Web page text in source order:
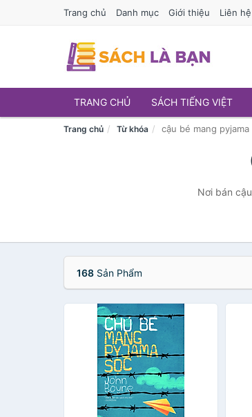
Trang chủ Danh mục Giới thiệu Liên hệ
TRANG CHỦ SÁCH TIẾNG VIỆT
Trang chủ Từ khóa cậu bé mang pyjama
Nơi bán
168 Sản Phẩm